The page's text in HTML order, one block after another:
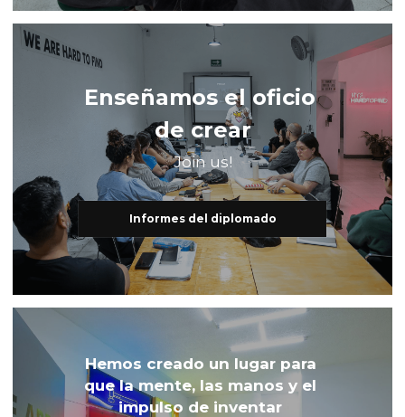
Enseñamos el oficio
de crear
Join us!
Informes del diplomado
Hemos creado un lugar para
que la mente, las manos y el
impulso de inventar